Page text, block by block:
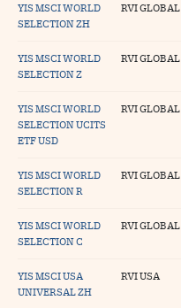
YIS MSCI WORLD
SELECTION ZH
RVI GLOBAL
YIS MSCI WORLD
SELECTION Z
RVI GLOBAL
YIS MSCI WORLD
SELECTION UCITS
ETF USD
RVI GLOBAL
YIS MSCI WORLD
SELECTION R
RVI GLOBAL
YIS MSCI WORLD
SELECTION C
RVI GLOBAL
YIS MSCI USA
UNIVERSAL ZH
RVI USA